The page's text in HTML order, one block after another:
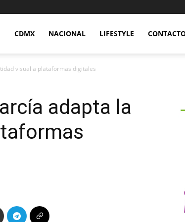
CDMX NACIONAL LIFESTYLE
visual a plataformas digitales
adapta la